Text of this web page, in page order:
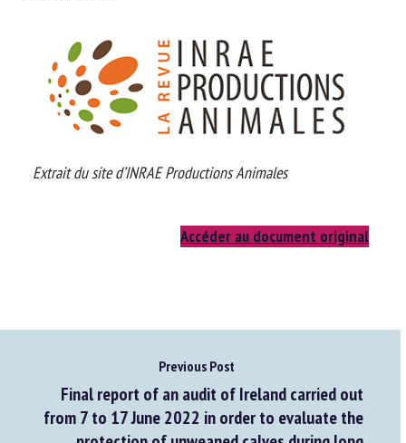
Extrait du site d’INRAE Productions Animales
Accéder au document original
Previous Post
Final report of an audit of Ireland carried out
from 7 to 17 June 2022 in order to evaluate the